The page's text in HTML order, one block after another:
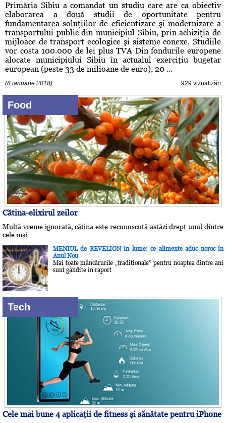
Primăria Sibiu a comandat un studiu care are ca obiectiv
elaborarea a două studii de oportunitate pentru
fundamentarea soluţiilor de eficientizare şi modernizare a
transportului public din municipiul Sibiu, prin achiziţia de
mijloace de transport ecologice şi sisteme conexe. Studiile
vor costa 100.000 de lei plus TVA Din fondurile europene
alocate municipiului Sibiu în actualul exerciţiu bugetar
european (peste 33 de milioane de euro), 20 ...
(8 ianuarie 2018) 929 vizualizări
Food
Cătina-elixirul zeilor
Multă vreme ignorată, cătina este recunoscută astăzi drept unul dintre
cele mai
MENIUL de REVELION în lume: ce alimente aduc noroc în
Anul Nou
Mai toate mâncărurile „tradiţionale” pentru noaptea dintre ani
sunt gândite în raport
Tech
Cele mai bune 4 aplicaţii de fitness şi sănătate pentru iPhone